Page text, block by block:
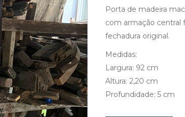
Porta de madeira
com armação central
fechadura original.
Medidas:
Largura: 92 cm
Altura: 2,20 cm
Profundidade: 5 cm